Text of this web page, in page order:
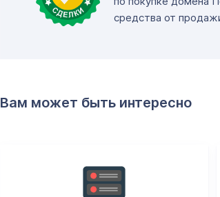
средства от
Вам может быть интересно